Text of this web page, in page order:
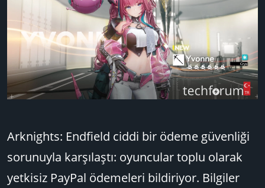
Arknights: Endfield ciddi bir ödeme güvenliği
sorunuyla karşılaştı: oyuncular toplu olarak
yetkisiz PayPal ödemeleri bildiriyor. Bilgiler